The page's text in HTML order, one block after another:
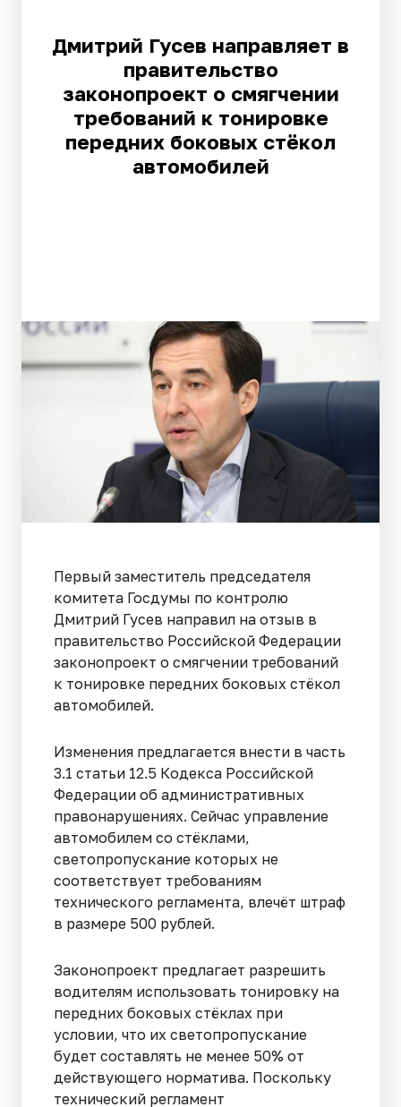
Дмитрий Гусев направляет в
правительство
законопроект о смягчении
требований к тонировке
передних боковых стёкол
автомобилей
Первый заместитель председателя
комитета Госдумы по контролю
Дмитрий Гусев направил на отзыв в
правительство Российской Федерации
законопроект о смягчении требований
к тонировке передних боковых стёкол
автомобилей.
Изменения предлагается внести в часть
3.1 статьи 12.5 Кодекса Российской
Федерации об административных
правонарушениях. Сейчас управление
автомобилем со стёклами,
светопропускание которых не
соответствует требованиям
технического регламента, влечёт штраф
в размере 500 рублей.
Законопроект предлагает разрешить
водителям использовать тонировку на
передних боковых стёклах при
условии, что их светопропускание
будет составлять не менее 50% от
действующего норматива. Поскольку
технический регламент